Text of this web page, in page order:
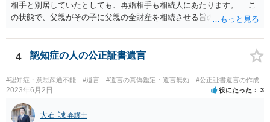
相手と別居していたとしても、再婚相手も相続人にあたります。 こ
の状態で、父親がその子に父親の全財産を相続させる旨の公正証書遺
が、再婚相手の遺留分を侵害しているため、再婚相手から相続人
（子）に対して遺留分侵害額請求権が行使される可能性があります。
の地域等の弁護士に直接相談してみるのが望ましいように思います。
【参考】民法 （遺留分侵害額の請求） 第千四十六条 遺留分権利者及
びその承継人は、受遺者（特定財産承継遺言により財産を承継し又は
相続分の指定を受けた相続人を含む。以下この章において同じ。）又
4 認知症の人の公正証書遺言
#認知症・意思疎通不能 #遺言 #遺言の真偽鑑定・遺言無効 #公正証書遺言の作成
2023年6月2日 役にたった 3
大石 誠 弁護士